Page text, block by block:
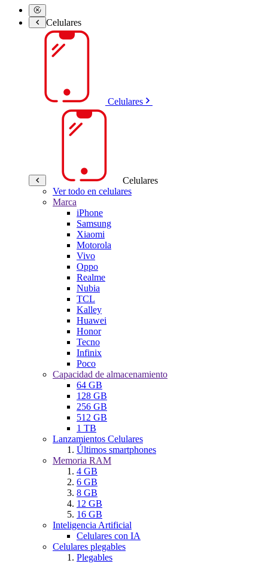
Celulares
Celulares
Celulares
Ver todo en celulares
Marca
iPhone
Samsung
Xiaomi
Motorola
Vivo
Oppo
Realme
Nubia
TCL
Kalley
Huawei
Honor
Tecno
Infinix
Poco
Capacidad de almacenamiento
64 GB
128 GB
256 GB
512 GB
1 TB
Lanzamientos Celulares
Últimos smartphones
Memoria RAM
4 GB
6 GB
8 GB
12 GB
16 GB
Inteligencia Artificial
Celulares con IA
Celulares plegables
Plegables